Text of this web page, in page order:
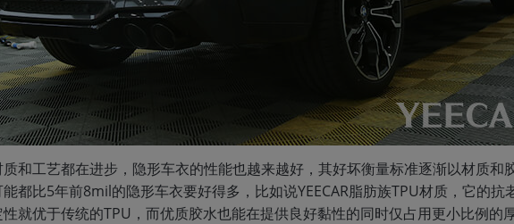
和工艺都在进步，隐形车衣的性能也越来越好，其好坏衡量标准逐渐以材质和
都比5年前8mil的隐形车衣要好得多，比如说YEECAR脂肪族TPU材质，它的抗
就优于传统的TPU，而优质胶水也能在提供良好黏性的同时仅占用更小比例的